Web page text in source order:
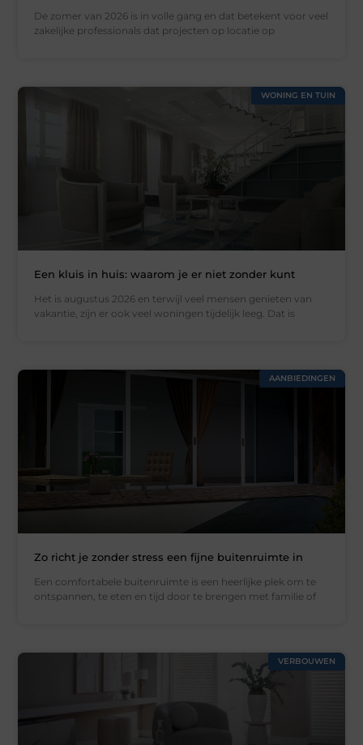
De zomer van 2026 is in volle gang en dat betekent voor veel
zakelijke professionals dat projecten op locatie op
WONING EN TUIN
Een kluis in huis: waarom je er niet zonder kunt
Het is augustus 2026 en terwijl veel mensen genieten van
vakantie, zijn er ook veel woningen tijdelijk leeg. Dat is
AANBIEDINGEN
Zo richt je zonder stress een fijne buitenruimte in
Een comfortabele buitenruimte is een heerlijke plek om te
ontspannen, te eten en tijd door te brengen met familie of
VERBOUWEN